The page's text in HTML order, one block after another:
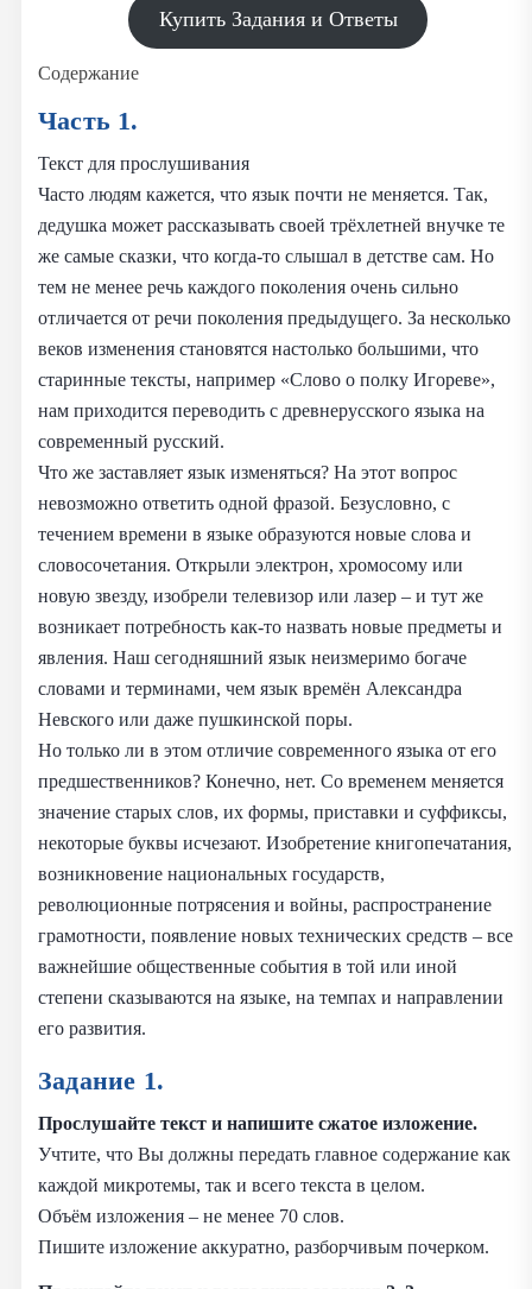
Купить Задания и Ответы
Содержание
Часть 1.
Текст для прослушивания
Часто людям кажется, что язык почти не меняется. Так,
дедушка может рассказывать своей трёхлетней внучке те
же самые сказки, что когда-то слышал в детстве сам. Но
тем не менее речь каждого поколения очень сильно
отличается от речи поколения предыдущего. За несколько
веков изменения становятся настолько большими, что
старинные тексты, например «Слово о полку Игореве»,
нам приходится переводить с древнерусского языка на
современный русский.
Что же заставляет язык изменяться? На этот вопрос
невозможно ответить одной фразой. Безусловно, с
течением времени в языке образуются новые слова и
словосочетания. Открыли электрон, хромосому или
новую звезду, изобрели телевизор или лазер – и тут же
возникает потребность как-то назвать новые предметы и
явления. Наш сегодняшний язык неизмеримо богаче
словами и терминами, чем язык времён Александра
Невского или даже пушкинской поры.
Но только ли в этом отличие современного языка от его
предшественников? Конечно, нет. Со временем меняется
значение старых слов, их формы, приставки и суффиксы,
некоторые буквы исчезают. Изобретение книгопечатания,
возникновение национальных государств,
революционные потрясения и войны, распространение
грамотности, появление новых технических средств – все
важнейшие общественные события в той или иной
степени сказываются на языке, на темпах и направлении
его развития.
Задание 1.
Прослушайте текст и напишите сжатое изложение.
Учтите, что Вы должны передать главное содержание как
каждой микротемы, так и всего текста в целом.
Объём изложения – не менее 70 слов.
Пишите изложение аккуратно, разборчивым почерком.